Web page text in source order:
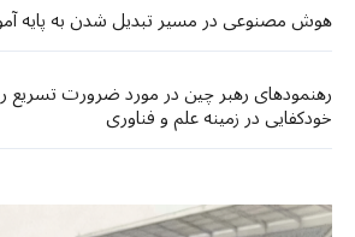
هوش مصنوعی در مسیر تبدیل شدن به پایه
رهنمودهای رهبر چین در مورد ضرورت تسریع
خودکفایی در زمینه علم و فناوری